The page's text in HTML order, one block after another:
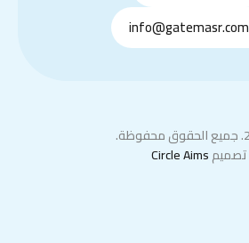
info@gatemasr.com
تصميمCircle Aims